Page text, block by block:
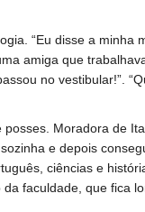
“Eu disse a minha
amiga que
no vestibular!”.
Moradora de
e depois
ciências e
faculdade, que fica